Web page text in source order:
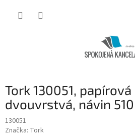
Tork 130051,
dvouvrstvá, návin 510
130051
Značka: Tork